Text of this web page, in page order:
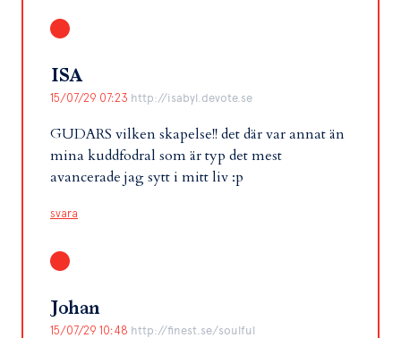
ISA
15/07/29 07:23 http://isabyl.devote.se
GUDARS vilken skapelse!! det där var annat än
mina kuddfodral som är typ det mest
avancerade jag sytt i mitt liv :p
svara
Johan
15/07/29 10:48 http://finest.se/soulful